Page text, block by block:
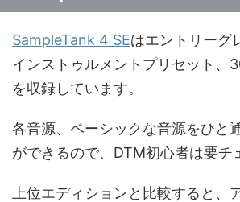
SampleTank 4 SEはエントリーグ
インストゥルメントプリセット、
を収録しています。
各音源、ベーシックな音源をひと
ができるので、DTM初心者は要チ
上位エディションと比較すると、